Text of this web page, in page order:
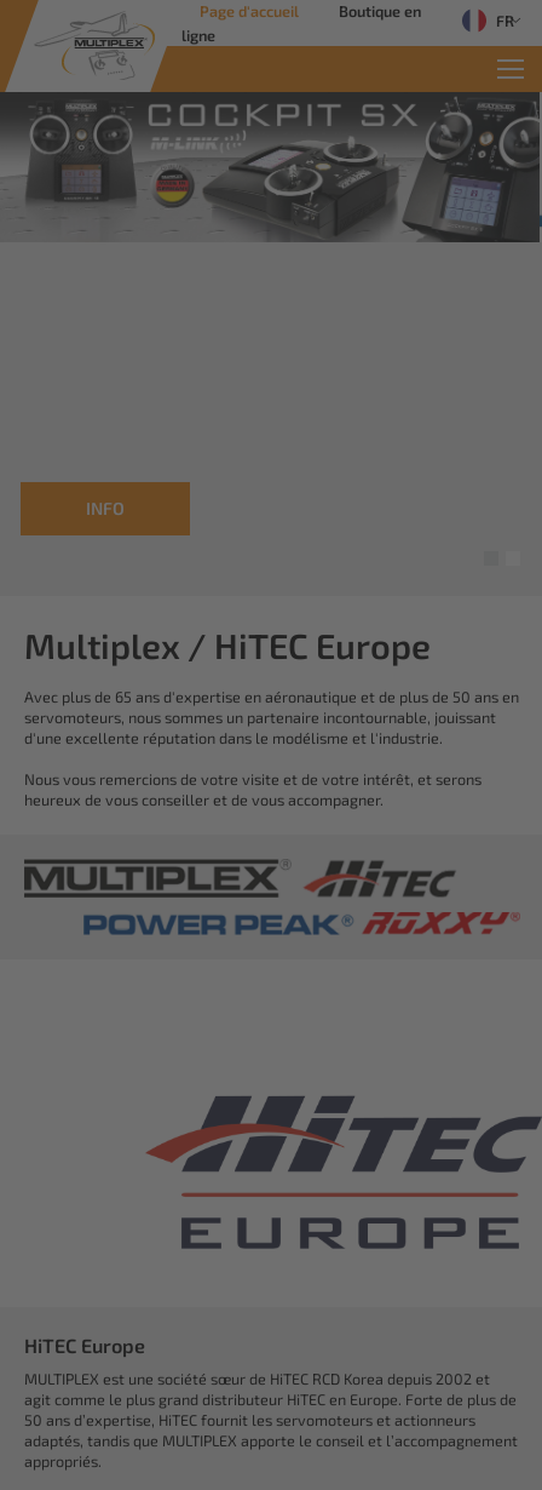
Page d'accueil
Boutique en
ligne
FR
Multiplex / HiTEC Europe
Avec plus de 65 ans d'expertise en aéronautique et de plus de 50 ans en
servomoteurs, nous sommes un partenaire incontournable, jouissant
d'une excellente réputation dans le modélisme et l'industrie.
Nous vous remercions de votre visite et de votre intérêt, et serons
heureux de vous conseiller et de vous accompagner.
HiTEC Europe
MULTIPLEX est une société sœur de HiTEC RCD Korea depuis 2002 et
agit comme le plus grand distributeur HiTEC en Europe. Forte de plus de
50 ans d’expertise, HiTEC fournit les servomoteurs et actionneurs
adaptés, tandis que MULTIPLEX apporte le conseil et l’accompagnement
appropriés.